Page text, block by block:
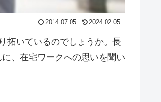
2014.07.05 2024.02.05
拓いているのでしょうか。長
、在宅ワークへの思いを聞い